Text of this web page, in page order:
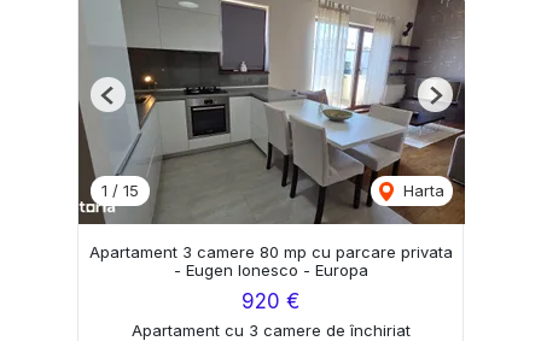
1 / 15 Harta
Previous Next
Apartament 3 camere 80 mp cu parcare privata
- Eugen Ionesco - Europa
920 €
Apartament cu 3 camere de închiriat